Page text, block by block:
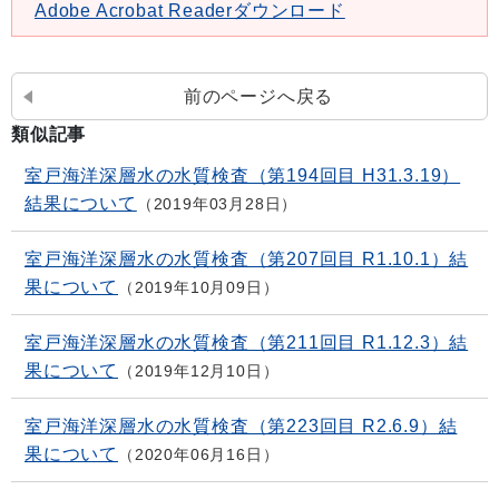
Adobe Acrobat Readerダウンロード
前のページへ戻る
類似記事
室戸海洋深層水の水質検査（第194回目 H31.3.19）
結果について
2019年03月28日
室戸海洋深層水の水質検査（第207回目 R1.10.1）結
果について
2019年10月09日
室戸海洋深層水の水質検査（第211回目 R1.12.3）結
果について
2019年12月10日
室戸海洋深層水の水質検査（第223回目 R2.6.9）結
果について
2020年06月16日